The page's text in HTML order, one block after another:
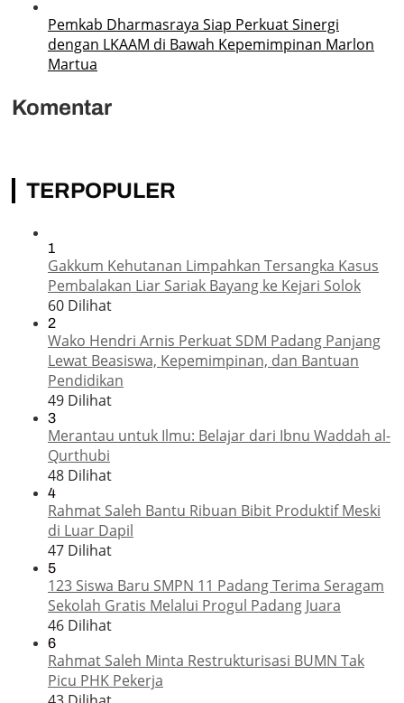
Pemkab Dharmasraya Siap Perkuat Sinergi
dengan LKAAM di Bawah Kepemimpinan Marlon
Martua
Komentar
TERPOPULER
1
Gakkum Kehutanan Limpahkan Tersangka Kasus
Pembalakan Liar Sariak Bayang ke Kejari Solok
60 Dilihat
2
Wako Hendri Arnis Perkuat SDM Padang Panjang
Lewat Beasiswa, Kepemimpinan, dan Bantuan
Pendidikan
49 Dilihat
3
Merantau untuk Ilmu: Belajar dari Ibnu Waddah al-
Qurthubi
48 Dilihat
4
Rahmat Saleh Bantu Ribuan Bibit Produktif Meski
di Luar Dapil
47 Dilihat
5
123 Siswa Baru SMPN 11 Padang Terima Seragam
Sekolah Gratis Melalui Progul Padang Juara
46 Dilihat
6
Rahmat Saleh Minta Restrukturisasi BUMN Tak
Picu PHK Pekerja